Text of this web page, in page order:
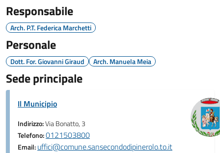
Responsabile
Arch. P.T. Federica Marchetti
Personale
Dott. For. Giovanni Giraud Arch. Manuela Meia
Sede principale
Il Municipio
Indirizzo:Via Bonatto, 3
Telefono:0121503800
Email:uffici@comune.sansecondodipinerolo.to.it